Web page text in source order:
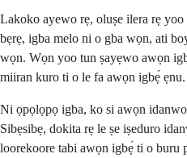
Lakoko ayewo rẹ, oluṣe ilera rẹ
bẹrẹ, igba melo ni o gba wọn, ati
wọn. Wọn yoo tun ṣayẹwo awọn
miiran kuro ti o le fa awọn igbẹ́ ẹnu.
Ni ọpọlọpọ igba, ko si awọn
Sibẹsibẹ, dokita rẹ le ṣe iṣeduro
loorekoore tabi awọn igbẹ́ ti o